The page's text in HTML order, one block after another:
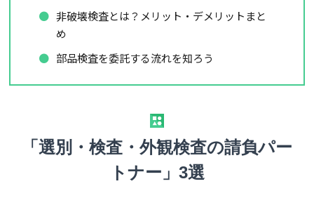
非破壊検査とは？ メリット・デメリットまと
め
部品検査を委託する流れを知ろう
「選別・検査・外観検査の請負パー
トナー」3選